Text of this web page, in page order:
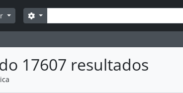
Buscar
Opções de busca
17607 resultados